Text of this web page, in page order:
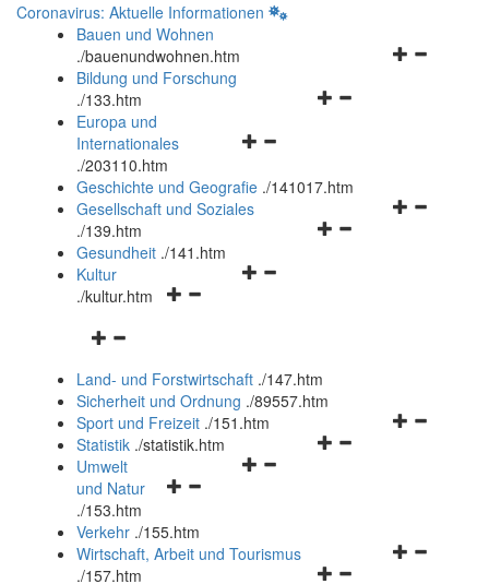
Coronavirus: Aktuelle Informationen
Bauen und Wohnen
./bauenundwohnen.htm
Navigationsmenü
Bildung und Forschung
./133.htm
Navigationsmenü
und
schließen
Europa und
Internationales
./203110.htm
Geschichte und Geografie ./141017.htm
Navigationsmenü
Gesellschaft und Soziales
./139.htm
Navigationsmenü
Gesundheit ./141.htm
Navigationsmenü
Kultur
./kultur.htm
Navigationsmenü
und
schließen
Land- und Forstwirtschaft ./147.htm
Sicherheit und Ordnung ./89557.htm
Navigationsmenü
Sport und Freizeit ./151.htm
Navigationsmenü
Statistik ./statistik.htm
Navigationsmenü
und
schließen
Umwelt
und Natur
./153.htm
Verkehr ./155.htm
Navigationsmenü
Wirtschaft, Arbeit und Tourismus
./157.htm